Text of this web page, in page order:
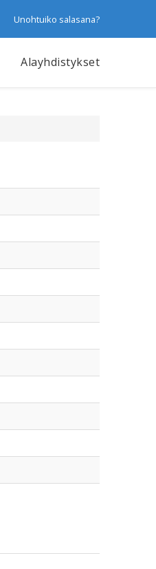
Unohtuiko salasana?
Alayhdistykset